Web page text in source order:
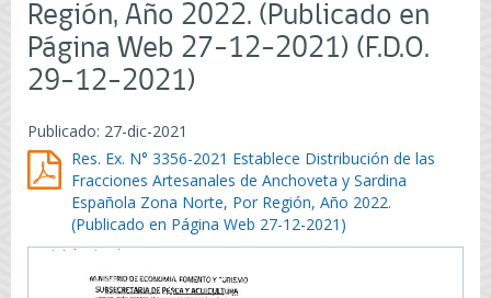
Región, Año 2022. (Publicado en
Página Web 27-12-2021) (F.D.O.
29-12-2021)
Publicado: 27-dic-2021
Res. Ex. N° 3356-2021 Establece Distribución de las
Fracciones Artesanales de Anchoveta y Sardina
Española Zona Norte, Por Región, Año 2022.
(Publicado en Página Web 27-12-2021)